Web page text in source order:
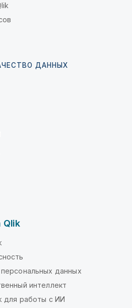
ДАННЫХ
Qlik
данных
интеллект
для работы с ИИ